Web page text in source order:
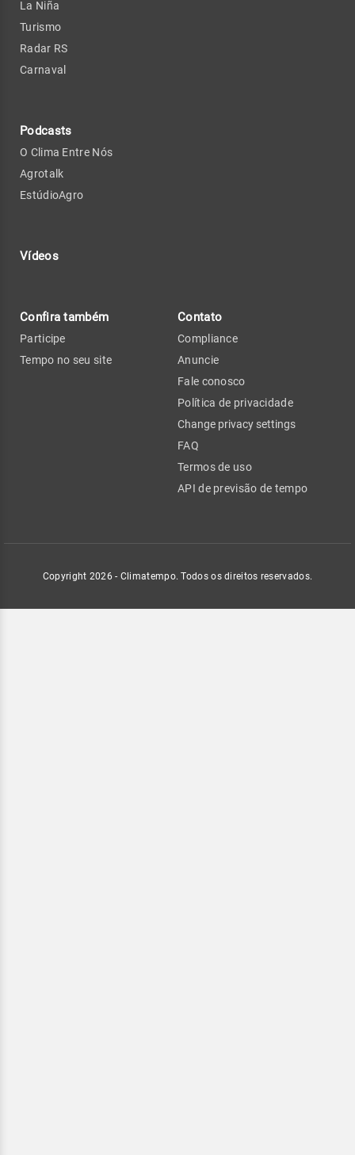
La Niña
Turismo
Radar RS
Carnaval
Podcasts
O Clima Entre Nós
Agrotalk
EstúdioAgro
Vídeos
Confira também
Participe
Tempo no seu site
Contato
Compliance
Anuncie
Fale conosco
Política de privacidade
Change privacy settings
FAQ
Termos de uso
API de previsão de tempo
Copyright 2026 - Climatempo. Todos os direitos reservados.